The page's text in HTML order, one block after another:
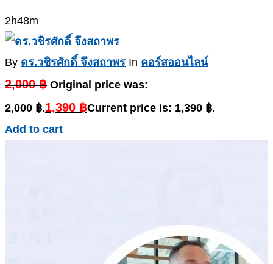
2h48m
By ดร.วชิรศักดิ์ จึงสถาพร In คอร์สออนไลน์
2,000฿ Original price was:
2,000 ฿.1,390 ฿Current price is: 1,390 ฿.
Add to cart